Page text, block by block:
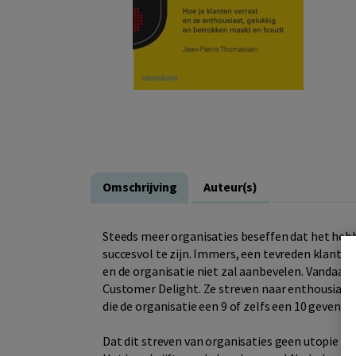
Omschrijving Auteur(s)
Steeds meer organisaties beseffen dat het
succesvol te zijn. Immers, een tevreden klant
en de organisatie niet zal aanbevelen.
Customer Delight. Ze streven naar
die de organisatie een 9 of zelfs een 10 geven.
Dat dit streven van organisaties geen utopie